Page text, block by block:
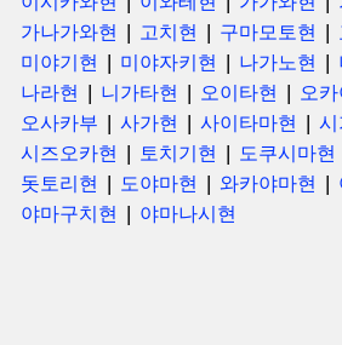
가나가와현
고치현 구마모토현
미야기현
미야자키현 나가노현
나라현
니가타현 오이타현 오
오사카부
사가현 사이타마현 시
시즈오카현
토치기현 도쿠시마현
돗토리현
도야마현 와카야마현
야마구치현
야마나시현